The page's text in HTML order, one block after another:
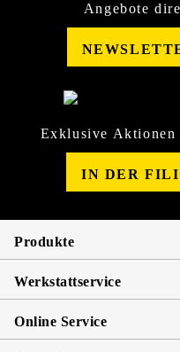
Angebote
Exklusive Aktionen
IN DER
Produkte
Werkstattservice
Online Service